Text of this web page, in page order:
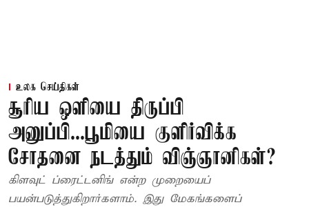
உலக செய்திகள்
சூரிய ஒளியை திருப்பி
அனுப்பி...பூமியை குளிர்விக்க
சோதனை நடத்தும் விஞ்ஞானிகள்?
கிளவுட் ப்ரைட்டனிங் என்ற முறையைப்
பயன்படுத்துகிறார்களாம். இது மேகங்களைப்